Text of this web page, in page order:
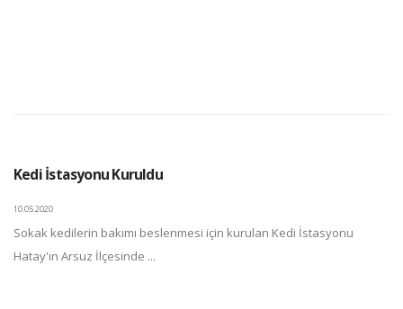
Kedi İstasyonu Kuruldu
10.05.2020
Sokak kedilerin bakımı beslenmesi için kurulan Kedi İstasyonu
Hatay'ın Arsuz İlçesinde ...